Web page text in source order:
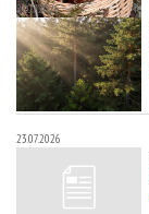
27.07.2026
23.07.2026